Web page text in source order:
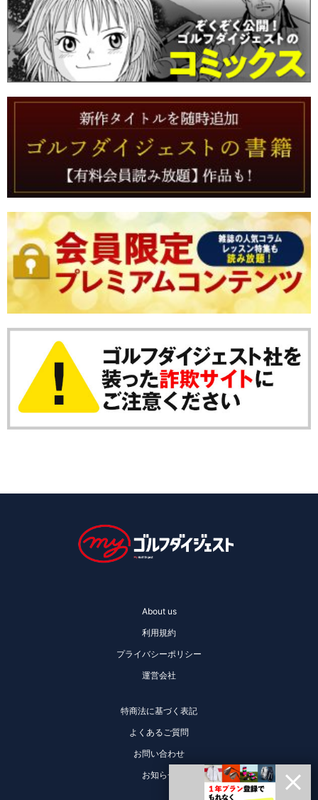
About us
利用規約
プライバシーポリシー
運営会社
特商法に基づく表記
よくあるご質問
お問い合わせ
お知らせ